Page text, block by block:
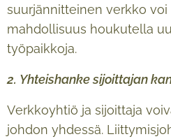
suurjännitteinen verkko voi
mahdollisuus houkutella
työpaikkoja.
2. Yhteishanke sijoittajan
Verkkoyhtiö ja sijoittaja
johdon yhdessä.